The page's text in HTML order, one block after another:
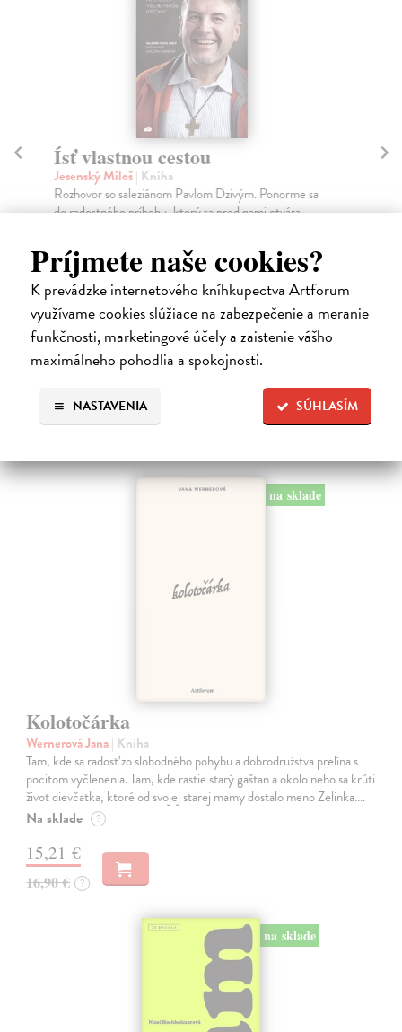
Príjmete naše cookies?
K prevádzke internetového kníhkupectva Artforum
využívame cookies slúžiace na zabezpečenie a meranie
funkčnosti, marketingové účely a zaistenie vášho
maximálneho pohodlia a spokojnosti.
SÚHLASÍM
NASTAVENIA
Ísť vlastnou cestou
Jesenský Miloš| Kniha
Rozhovor so saleziánom Pavlom Dzivým. Ponorme sa
do radostného príbehu, ktorý sa pred nami otvára.
12,51 €
12,90 € ?
Ďalšie z kategórie slovenská
na sklade
Kolotočárka
Wernerová Jana| Kniha
Tam, kde sa radosť zo slobodného pohybu a dobrodružstva prelína s
pocitom vyčlenenia. Tam, kde rastie starý gaštan a okolo neho sa krúti
život dievčatka, ktoré od svojej starej mamy dostalo meno Zelinka.…
Na sklade ?
15,21 €
16,90 € ?
na sklade